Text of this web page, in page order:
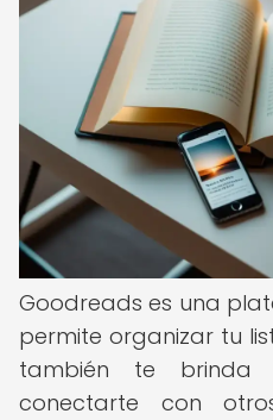
Goodreads es una
permite organizar tu
también te brinda
conectarte con